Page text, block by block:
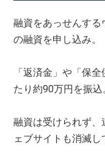
融資をあっせんする
の融資を申し込み。
「返済金」や「保
たり約90万円を振込
融資は受けられず、
ェブサイトも消滅し